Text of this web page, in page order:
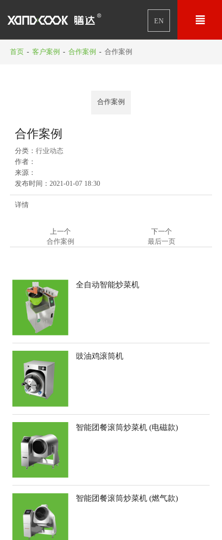

EN
首页 - 客户案例 - 合作案例 - 合作案例
合作案例
合作案例
分类： 行业动态
作者：
来源：
发布时间： 2021-01-07 18:30
详情
上一个
合作案例
下一个
最后一页
全自动智能炒菜机
豉油鸡滚筒机
智能团餐滚筒炒菜机 (电磁款)
智能团餐滚筒炒菜机 (燃气款)